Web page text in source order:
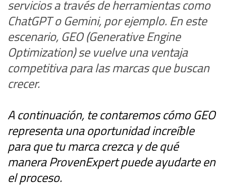
servicios a través de herramientas como
ChatGPT o Gemini, por ejemplo. En este
escenario, GEO (Generative Engine
Optimization) se vuelve una ventaja
competitiva para las marcas que buscan
crecer.
A continuación, te contaremoscómo GEO
representa una oportunidad increíble
para que tu marca crezca y de qué
manera ProvenExpert puede ayudarte en
el proceso.